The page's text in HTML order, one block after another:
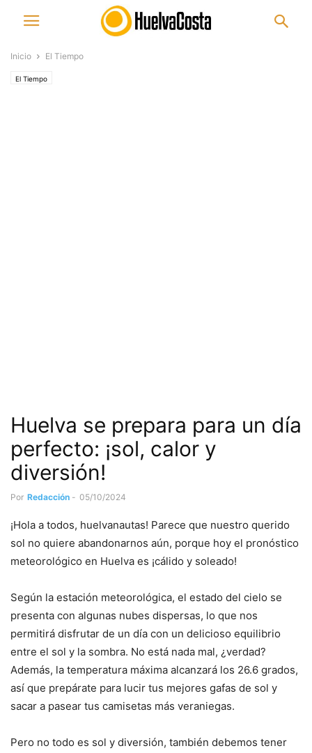
Inicio El Tiempo
El Tiempo
Huelva se prepara para un día
perfecto: ¡sol, calor y
diversión!
Por Redacción - 05/10/2024
¡Hola a todos, huelvanautas! Parece que nuestro querido
sol no quiere abandonarnos aún, porque hoy el pronóstico
meteorológico en Huelva es ¡cálido y soleado!
Según la estación meteorológica, el estado del cielo se
presenta con algunas nubes dispersas, lo que nos
permitirá disfrutar de un día con un delicioso equilibrio
entre el sol y la sombra. No está nada mal, ¿verdad?
Además, la temperatura máxima alcanzará los 26.6 grados,
así que prepárate para lucir tus mejores gafas de sol y
sacar a pasear tus camisetas más veraniegas.
Pero no todo es sol y diversión, también debemos tener